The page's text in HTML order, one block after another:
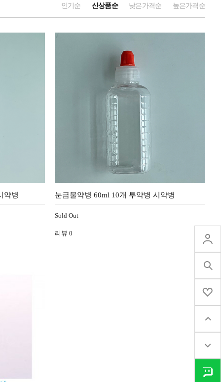
인기순 신상품순 낮은가격순 높은가격순
약병 눈금물약병 60ml 10개 투약병 시약병
Sold Out
리뷰 0